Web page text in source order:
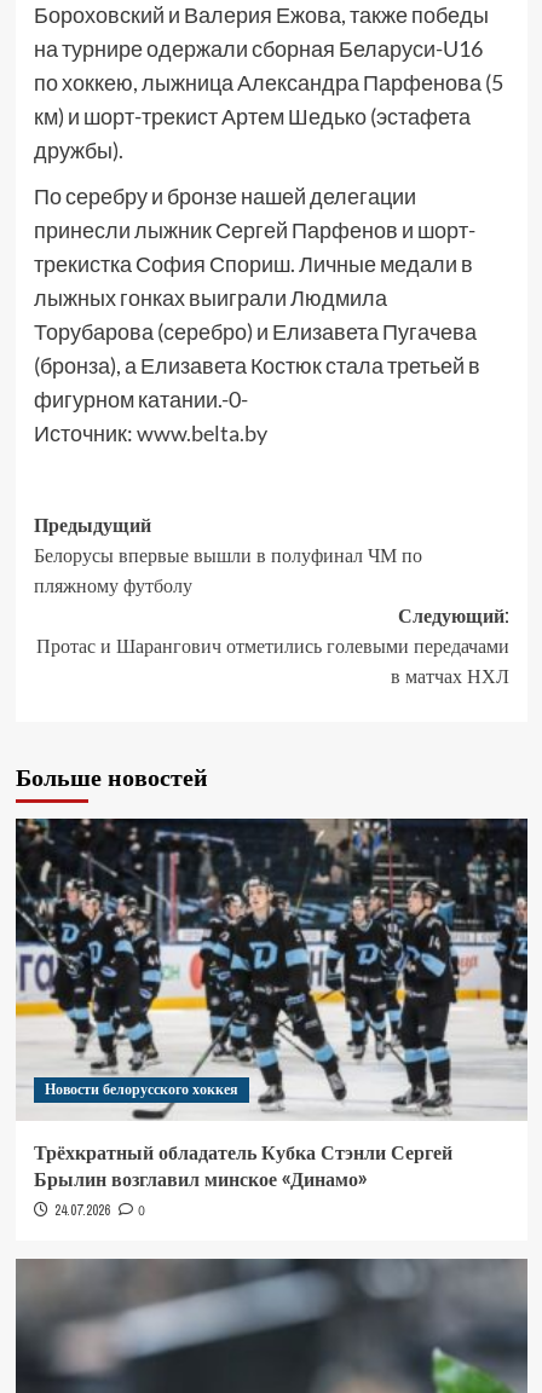
Бороховский и Валерия Ежова, также победы
на турнире одержали сборная Беларуси-U16
по хоккею, лыжница Александра Парфенова (5
км) и шорт-трекист Артем Шедько (эстафета
дружбы).
По серебру и бронзе нашей делегации
принесли лыжник Сергей Парфенов и шорт-
трекистка София Спориш. Личные медали в
лыжных гонках выиграли Людмила
Торубарова (серебро) и Елизавета Пугачева
(бронза), а Елизавета Костюк стала третьей в
фигурном катании.-0-
Источник:www.belta.by
Предыдущий
Белорусы впервые вышли в полуфинал ЧМ по
пляжному футболу
Следующий:
Протас и Шарангович отметились голевыми передачами
в матчах НХЛ
Больше новостей
Новости белорусского хоккея
Трёхкратный обладатель Кубка Стэнли Сергей
Брылин возглавил минское «Динамо»
24.07.2026 0